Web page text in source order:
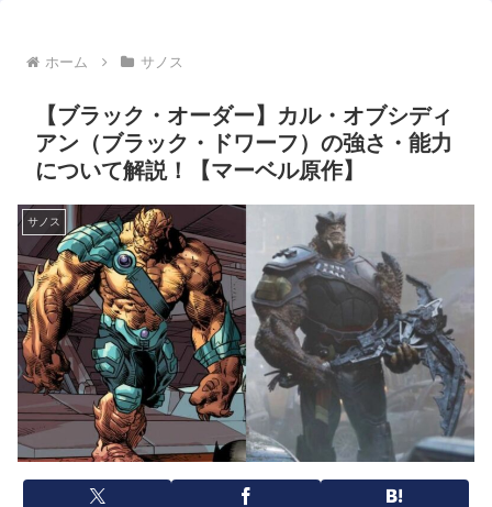
ホーム サノス
【ブラック・オーダー】カル・オブシディ
アン（ブラック・ドワーフ）の強さ・能力
について解説！【マーベル原作】
サノス